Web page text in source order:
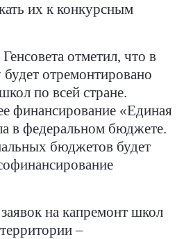
их к конкурсным
отметил, что в
отремонтировано
по всей стране.
финансирование «Единая
в федеральном бюджете.
бюджетов будет
на капремонт школ
–